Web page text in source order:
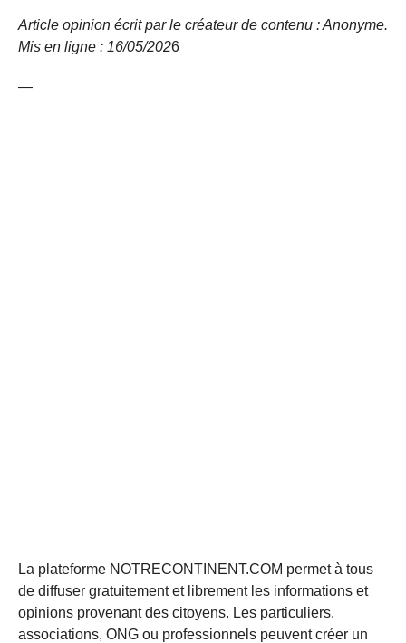
Article opinion écrit par le créateur de contenu : Anonyme.
Mis en ligne : 16/05/2026
—
La plateforme NOTRECONTINENT.COM permet à tous
de diffuser gratuitement et librement les informations et
opinions provenant des citoyens. Les particuliers,
associations, ONG ou professionnels peuvent créer un